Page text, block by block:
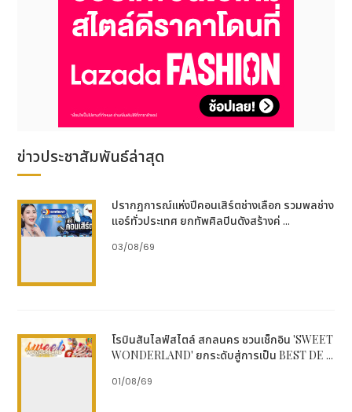
ข่าวประชาสัมพันธ์ล่าสุด
ปรากฏการณ์แห่งปีคอนเสิร์ตช่างเลือก รวมพลช่าง
แอร์ทั่วประเทศ ยกทัพศิลปินดังสร้างค่ ...
03/08/69
โรบินสันไลฟ์สไตล์ สกลนคร ชวนเช็กอิน 'SWEET
WONDERLAND' ยกระดับสู่การเป็น BEST DE ...
01/08/69